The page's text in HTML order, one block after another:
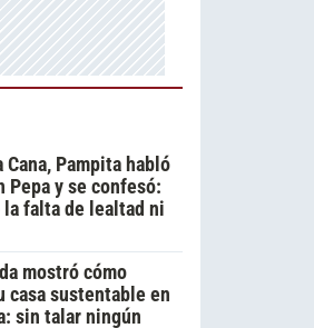
Cana, Pampita habló
Pepa y se confesó:
falta de lealtad ni
mostró cómo
casa sustentable en
sin talar ningún